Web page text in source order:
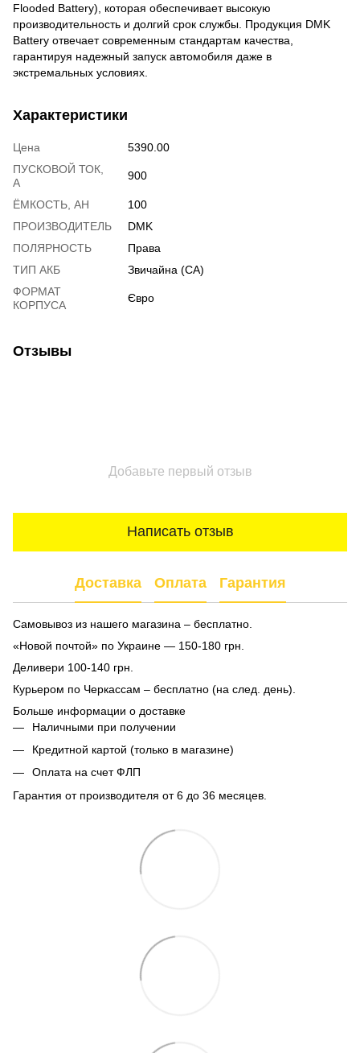
Flooded Battery), которая обеспечивает высокую
производительность и долгий срок службы. Продукция DMK
Battery отвечает современным стандартам качества,
гарантируя надежный запуск автомобиля даже в
экстремальных условиях.
Характеристики
Цена
5390.00
ПУСКОВОЙ ТОК,
А
900
ЁМКОСТЬ, АH
100
ПРОИЗВОДИТЕЛЬ
DMK
ПОЛЯРНОСТЬ
Права
ТИП АКБ
Звичайна (CA)
ФОРМАТ
КОРПУСА
Євро
Отзывы
Добавьте первый отзыв
Написать отзыв
Доставка Оплата Гарантия
Самовывоз из нашего магазина – бесплатно.
«Новой почтой» по Украине — 150-180 грн.
Деливери 100-140 грн.
Курьером по Черкассам – бесплатно (на след. день).
Больше информации о доставке
Наличными при получении
Кредитной картой (только в магазине)
Оплата на счет ФЛП
Гарантия от производителя от 6 до 36 месяцев.